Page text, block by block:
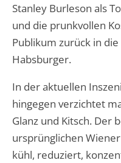
Stanley Burleson als
und die prunkvollen
Publikum zurück in
Habsburger.
In der aktuellen
hingegen verzichtet
Glanz und Kitsch. Der
ursprünglichen
kühl, reduziert,